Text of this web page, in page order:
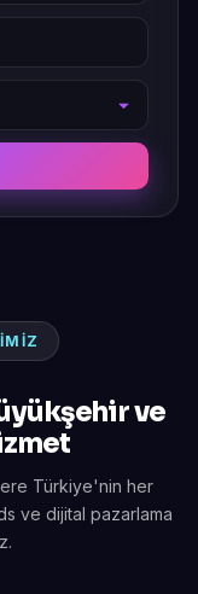
ve
Türkiye'nin her
ve dijital pazarlama